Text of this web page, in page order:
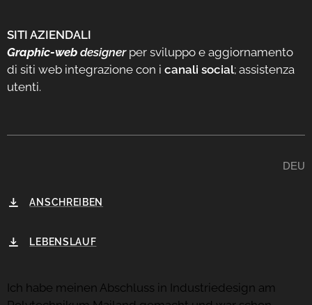
SITI AZIENDALI
Graphic-web designerper sviluppo e aggiornamento
di siti web integrazione con i canali social; assistenza
utenti.
DEU
ANSCHREIBEN
LEBENSLAUF
Ich habe meinen Abschluss in Industriedesign am